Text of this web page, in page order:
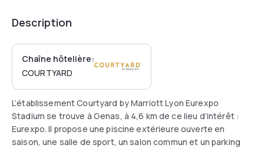
Description
Chaîne hôtelière:
COURTYARD
L’établissement Courtyard by Marriott Lyon Eurexpo
Stadium se trouve à Genas, à 4,6 km de ce lieu d’intérêt :
Eurexpo. Il propose une piscine extérieure ouverte en
saison, une salle de sport, un salon commun et un parking